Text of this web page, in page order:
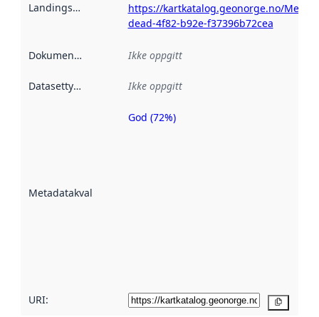
Landingsside
https://kartkatalog.geonorge.no/
dead-4f82-b92e-f37396b72cea
Dokumentasjon Ikke oppgitt
Datasettype Ikke oppgitt
Metadatakvalitet
Metadatakvalitet
God (72%)
URI: